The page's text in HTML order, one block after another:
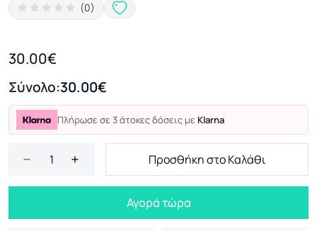
(0)
30.00€
Σύνολο:30.00€
Πλήρωσε σε 3 άτοκες δόσεις με Klarna
Προσθήκη στο Καλάθι
Αγορά τώρα